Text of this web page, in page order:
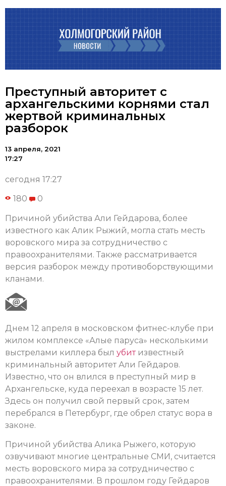
Преступный авторитет с
архангельскими корнями стал
жертвой криминальных
разборок
13 апреля, 2021
17:27
сегодня 17:27
180 0
Причиной убийства Али Гейдарова, более
известного как Алик Рыжий, могла стать месть
воровского мира за сотрудничество с
правоохранителями. Также рассматривается
версия разборок между противоборствующими
кланами.
Днем 12 апреля в московском фитнес-клубе при
жилом комплексе «Алые паруса» несколькими
выстрелами киллера был убитизвестный
криминальный авторитет Али Гейдаров.
Известно, что он влился в преступный мир в
Архангельске, куда переехал в возрасте 15 лет.
Здесь он получил свой первый срок, затем
перебрался в Петербург, где обрел статус вора в
законе.
Причиной убийства Алика Рыжего, которую
озвучивают многие центральные СМИ, считается
месть воровского мира за сотрудничество с
правоохранителями. В прошлом году Гейдаров